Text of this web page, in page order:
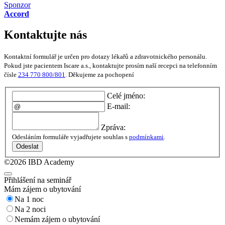
Sponzor
Accord
Kontaktujte nás
Kontaktní formulář je určen pro dotazy lékařů a zdravotnického personálu.
Pokud jste pacientem Iscare a.s., kontaktujte prosím naší recepci na telefonním
čísle 234 770 800/801. Děkujeme za pochopení
Celé jméno:
E-mail:
Zpráva:
Odesláním formuláře vyjadřujete souhlas s podmínkami
Odeslat
©2026 IBD Academy
Přihlášení na seminář
Mám zájem o ubytování
Na 1 noc
Na 2 noci
Nemám zájem o ubytování